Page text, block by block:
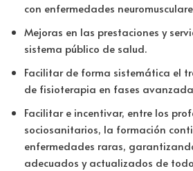
con enfermedades
Mejoras en las prestaciones y
sistema público de salud.
Facilitar de forma sistemática el
de fisioterapia en fases
Facilitar e incentivar, entre los
sociosanitarios, la formación
enfermedades raras,
adecuados y actualizados de